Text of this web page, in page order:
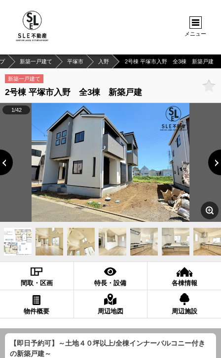
メニュー
新築一戸建て 平塚市 入野 2号棟 平塚市入野 全3棟 新築戸建
新築一戸建て
2号棟 平塚市入野 全3棟 新築戸建
1/42
間取・区画 特長・設備 各棟情報
物件概要 周辺地図 周辺施設
【即日予約可】～土地４０坪以上/全棟インナーバルコニー付き
の新築戸建～